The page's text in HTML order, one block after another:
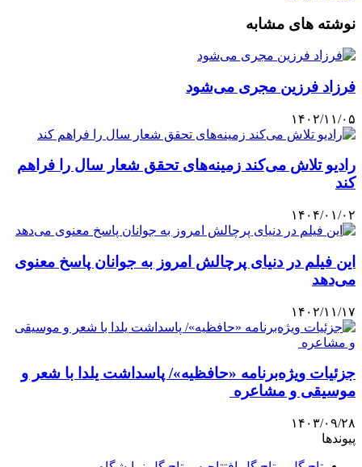
نوشته های مشابه
فرزاد فرزین مجری می‌شود
۱۴۰۲/۱۱/۰۵
رادیو تلاش می‌کند زمینه‌های تحقق شعار سال را فراهم
کند
۱۴۰۴/۰۱/۰۲
این فیلم در دنیای پرچالش امروز به جوانان پاسخ معنوی
می‌دهد
۱۴۰۲/۱۱/۱۷
جزئیات ویژه‌برنامه «حافظیه»/ پاسداشت یلدا با شعر و
موسیقی و مشاعره
۱۴۰۳/۰۹/۲۸
پیوندها